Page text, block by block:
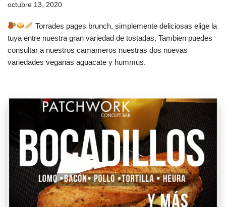
octubre 13, 2020
Torrades pages brunch, simplemente deliciosas elige la
tuya entre nuestra gran variedad de tostadas, Tambien puedes
consultar a nuestros camameros nuestras dos nuevas
variedades veganas aguacate y hummus.